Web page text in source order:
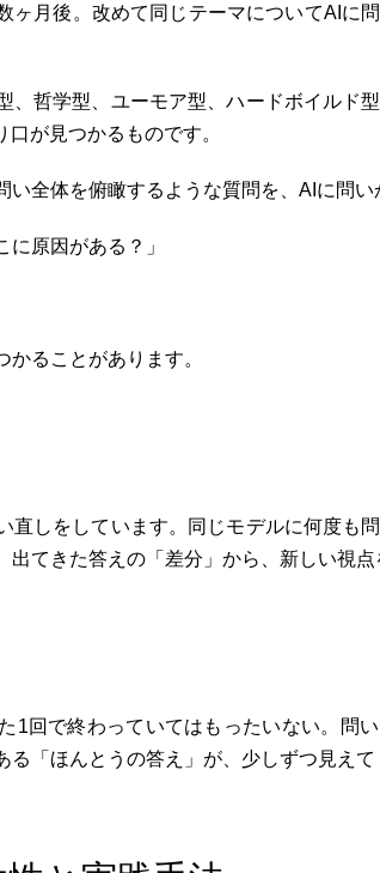
ヶ月後。改めて同じテーマについてAIに
、哲学型、ユーモア型、ハードボイルド
が見つかるものです。
全体を俯瞰するような質問を、AIに問い
に原因がある？」
ることがあります。
直しをしています。同じモデルに何度も
てきた答えの「差分」から、新しい視点
1回で終わっていてはもったいない。問
「ほんとうの答え」が、少しずつ見えて